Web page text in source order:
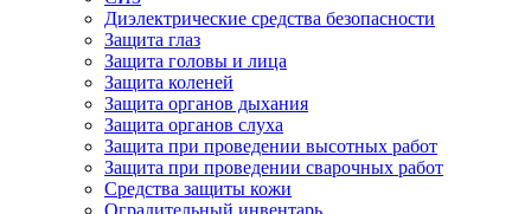
Диэлектрические средства безопасности
Защита глаз
Защита головы и лица
Защита коленей
Защита органов дыхания
Защита органов слуха
Защита при проведении высотных работ
Защита при проведении сварочных работ
Средства защиты кожи
Оградительный инвентарь